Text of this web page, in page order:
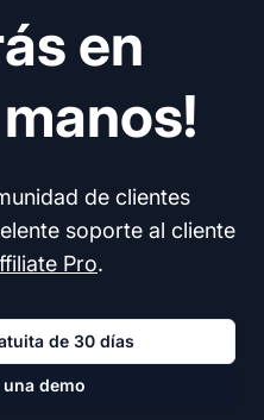
en
de clientes
soporte al cliente
Pro.
de 30 días
demo